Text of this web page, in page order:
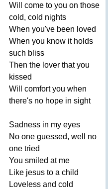
Will
come to you on those
cold, cold nights
When you've been loved
When you know it holds
such bliss
Then the lover that you
kissed
Will
comfort you when
there's no hope in sight
Sadness in my eyes
No one guessed, well
no
one tried
You smiled at me
Like jesus to a child
Loveless and cold